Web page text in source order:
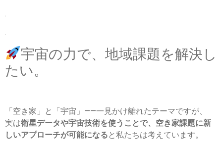
.
宇宙の力で、地域課題を解決し
たい。
「空き家」と「宇宙」——一見かけ離れたテーマですが、
実は衛星データや宇宙技術を使うことで、空き家課題に新
しいアプローチが可能になる と私たちは考えています。